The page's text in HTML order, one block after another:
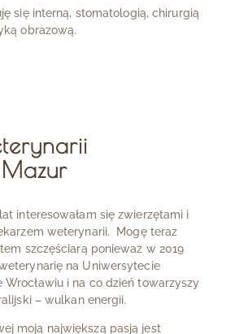
się interną, stomatologią, chirurgią
obrazową.
interesowałam się zwierzętami i
weterynarii. Mogę teraz
szczęściarą ponieważ w 2019
na Uniwersytecie
Wrocławiu i na co dzień towarzyszy
– wulkan energii.
moją największą pasją jest